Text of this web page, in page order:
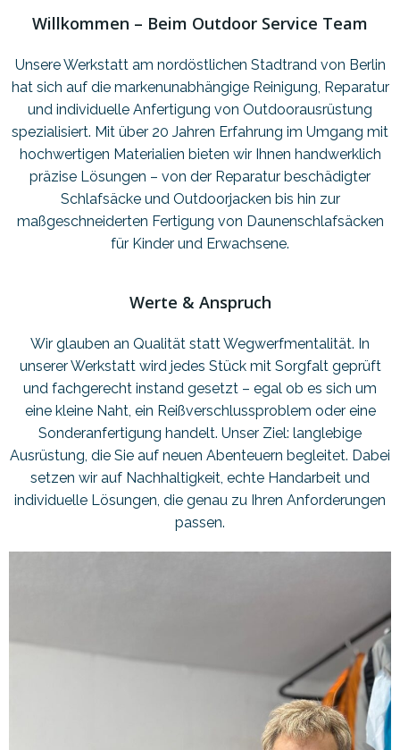
Willkommen – Beim Outdoor Service Team
Unsere Werkstatt am nordöstlichen Stadtrand von Berlin
hat sich auf die markenunabhängige Reinigung, Reparatur
und individuelle Anfertigung von Outdoorausrüstung
spezialisiert. Mit über 20 Jahren Erfahrung im Umgang mit
hochwertigen Materialien bieten wir Ihnen handwerklich
präzise Lösungen – von der Reparatur beschädigter
Schlafsäcke und Outdoorjacken bis hin zur
maßgeschneiderten Fertigung von Daunenschlafsäcken
für Kinder und Erwachsene.
Werte & Anspruch
Wir glauben an Qualität statt Wegwerfmentalität. In
unserer Werkstatt wird jedes Stück mit Sorgfalt geprüft
und fachgerecht instand gesetzt – egal ob es sich um
eine kleine Naht, ein Reißverschlussproblem oder eine
Sonderanfertigung handelt. Unser Ziel: langlebige
Ausrüstung, die Sie auf neuen Abenteuern begleitet. Dabei
setzen wir auf Nachhaltigkeit, echte Handarbeit und
individuelle Lösungen, die genau zu Ihren Anforderungen
passen.